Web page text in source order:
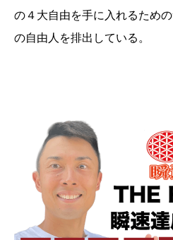
の４大自由を手に入れるため
の自由人を排出している。